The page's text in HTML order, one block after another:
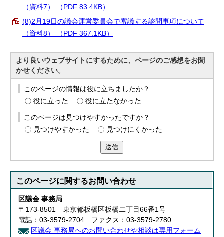
（資料7） （PDF 83.4KB）
(8)2月19日の議会運営委員会で審議する諮問事項について
（資料8） （PDF 367.1KB）
より良いウェブサイトにするために、ページのご感想をお聞
かせください。
このページの情報は役に立ちましたか？
役に立った
役に立たなかった
このページは見つけやすかったですか？
見つけやすかった
見つけにくかった
送信
このページに関するお問い合わせ
区議会 事務局
〒173-8501 東京都板橋区板橋二丁目66番1号
電話：03-3579-2704 ファクス：03-3579-2780
区議会 事務局へのお問い合わせや相談は専用フォーム